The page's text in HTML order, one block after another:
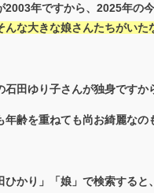
2003年ですから、2025年の
んな大きな娘さんたちがいた
石田ゆり子さんが独身ですか
年齢を重ねても尚お綺麗な
ひかり」「娘」で検索すると